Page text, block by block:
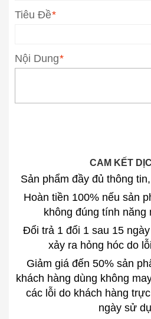
*
Tiêu Đề
*
Nội Dung
CAM KẾT
Sản phẩm đầy đủ thông
Hoàn tiền 100% nếu sản
không đúng tính năng
Đổi trả 1 đổi 1 sau 15
xảy ra hỏng hóc do
Giảm giá đến 50% sản
khách hàng dùng không
các lỗi do khách hàng
ngày sử